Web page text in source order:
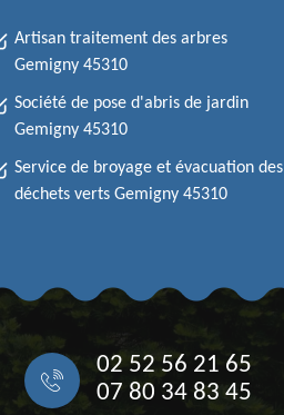
Artisan traitement des arbres
Gemigny 45310
Société de pose d'abris de jardin
Gemigny 45310
Service de broyage et évacuation des
déchets verts Gemigny 45310
02 52 56 21 65
07 80 34 83 45